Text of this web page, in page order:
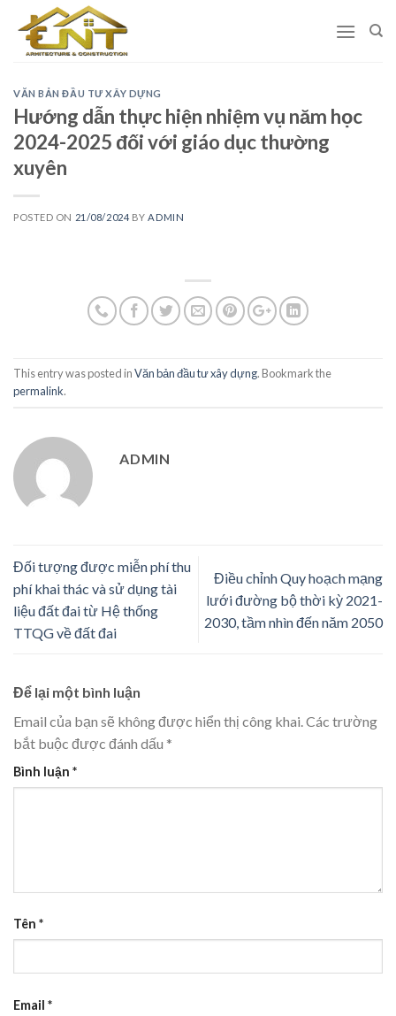
content
VĂN BẢN ĐẦU TƯ XÂY DỰNG
Hướng dẫn thực hiện nhiệm vụ năm học
2024-2025 đối với giáo dục thường
xuyên
POSTED ON 21/08/2024 BY ADMIN
This entry was posted inVăn bản đầu tư xây dựng. Bookmark the
permalink.
ADMIN
Đối tượng được miễn phí thu
phí khai thác và sử dụng tài
liệu đất đai từ Hệ thống
TTQG về đất đai
Điều chỉnh Quy hoạch mạng
lưới đường bộ thời kỳ 2021-
2030, tầm nhìn đến năm 2050
Để lại một bình luận
Email của bạn sẽ không được hiển thị công khai.Các trường
bắt buộc được đánh dấu *
Bình luận *
Tên *
Email *